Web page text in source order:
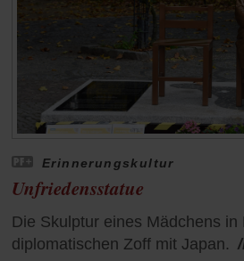
Erinnerungskultur
Unfriedensstatue
Die Skulptur eines Mädchens in
diplomatischen Zoff mit Japan.